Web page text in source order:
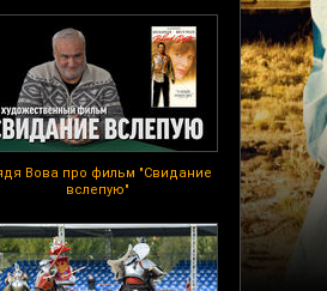
Вова про фильм "Свидание
вслепую"